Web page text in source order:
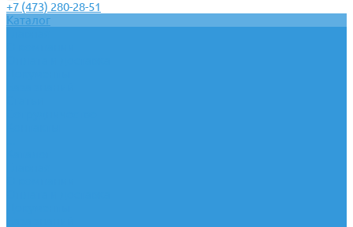
+7 (473) 280-28-51
Каталог